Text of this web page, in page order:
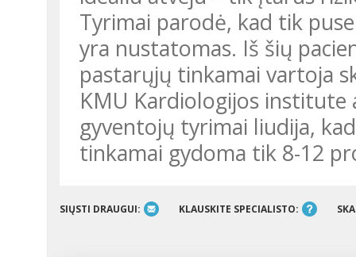
Tyrimai parodė, kad tik
yra nustatomas. Iš šių
pastarųjų tinkamai vartoja
KMU Kardiologijos
gyventojų tyrimai liudija,
tinkamai gydoma tik 8-12
SIŲSTI DRAUGUI: KLAUSKITE SPECIALISTO: